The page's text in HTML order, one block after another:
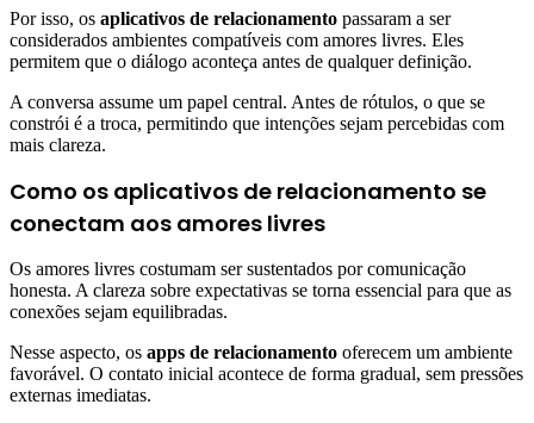
Por isso, os aplicativos de relacionamento passaram a ser
considerados ambientes compatíveis com amores livres. Eles
permitem que o diálogo aconteça antes de qualquer definição.
A conversa assume um papel central. Antes de rótulos, o que se
constrói é a troca, permitindo que intenções sejam percebidas com
mais clareza.
Como os aplicativos de relacionamento se
conectam aos amores livres
Os amores livres costumam ser sustentados por comunicação
honesta. A clareza sobre expectativas se torna essencial para que as
conexões sejam equilibradas.
Nesse aspecto, os apps de relacionamento oferecem um ambiente
favorável. O contato inicial acontece de forma gradual, sem pressões
externas imediatas.